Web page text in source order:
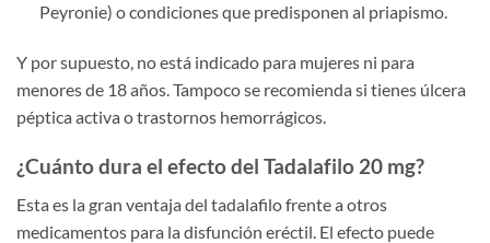
Peyronie) o condiciones que predisponen al priapismo.
Y por supuesto, no está indicado para mujeres ni para
menores de 18 años. Tampoco se recomienda si tienes úlcera
péptica activa o trastornos hemorrágicos.
¿Cuánto dura el efecto del Tadalafilo 20 mg?
Esta es la gran ventaja del tadalafilo frente a otros
medicamentos para la disfunción eréctil. El efecto puede